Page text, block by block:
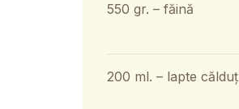
550 gr. – făină
200 ml. – lapte călduț